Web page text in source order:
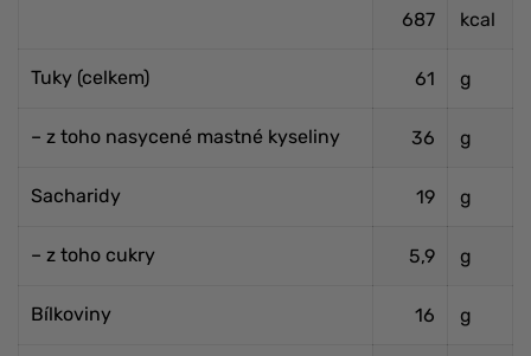
687 kcal
Tuky (celkem) 61 g
– z toho nasycené mastné kyseliny 36 g
Sacharidy 19 g
– z toho cukry 5,9 g
Bílkoviny 16 g